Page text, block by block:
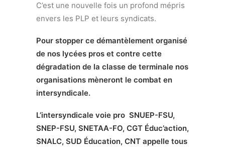
C’est une nouvelle fois un profond mépris
envers les PLP et leurs syndicats.
Pour stopper ce démantèlement organisé
de nos lycées pros et contre cette
dégradation de la classe de terminale nos
organisations mèneront le combat en
intersyndicale.
L’intersyndicale voie pro SNUEP-FSU,
SNEP-FSU, SNETAA-FO, CGT Éduc’action,
SNALC, SUD Éducation, CNT appelle tous